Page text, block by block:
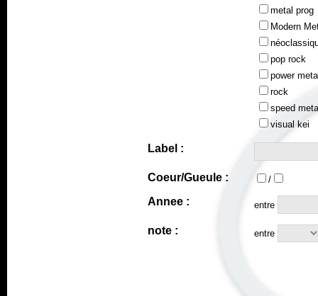
metal prog
Modern
pop rock
power
rock
speed
visual kei
Label :
Coeur/Gueule : /
Annee : entre
note : entre